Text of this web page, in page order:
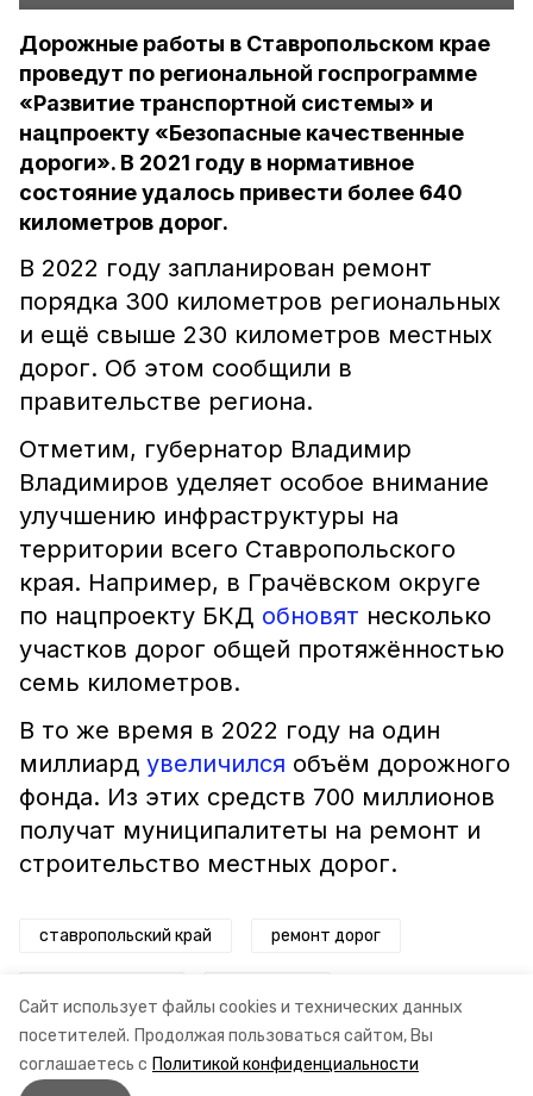
Сайт использует файлы cookies и технических данных
посетителей. Продолжая пользоваться сайтом, Вы
соглашаетесь с Политикой конфиденциальности
Дорожные работы в Ставропольском крае
проведут по региональной госпрограмме
«Развитие транспортной системы» и
нацпроекту «Безопасные качественные
дороги». В 2021 году в нормативное
состояние удалось привести более 640
километров дорог.
В 2022 году запланирован ремонт
порядка 300 километров региональных
и ещё свыше 230 километров местных
дорог. Об этом сообщили в
правительстве региона.
Отметим, губернатор Владимир
Владимиров уделяет особое внимание
улучшению инфраструктуры на
территории всего Ставропольского
края. Например, в Грачёвском округе
по нацпроекту БКД обновят несколько
участков дорог общей протяжённостью
семь километров.
В то же время в 2022 году на один
миллиард увеличился объём дорожного
фонда. Из этих средств 700 миллионов
получат муниципалитеты на ремонт и
строительство местных дорог.
ставропольский край ремонт дорог
нацпроект бкд